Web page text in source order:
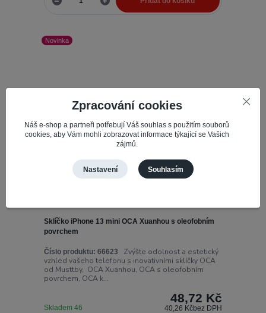
Novinka
Sklíčko iPhone 13 mini OCA Xuanhou s oleofobním
povrchem
Číslo produktu: 66623
Zvýšte odolnost a estetický
vzhled vašeho telefonu s inovativními sklíčky OCA
od Musttby, OCA Xuanhou, OCA s oleofobním
povrchem, OCA k...
48,72 Kč
40,26 Kčbez DPH
Skladem 46
Zpracování cookies
Náš e-shop a partneři potřebují Váš souhlas s použitím souborů
cookies, aby Vám mohli zobrazovat informace týkající se Vašich
zájmů.
Nastavení Souhlasím